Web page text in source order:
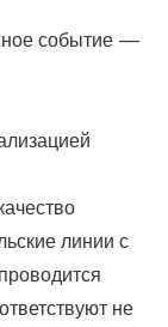
событие —
линии с
не